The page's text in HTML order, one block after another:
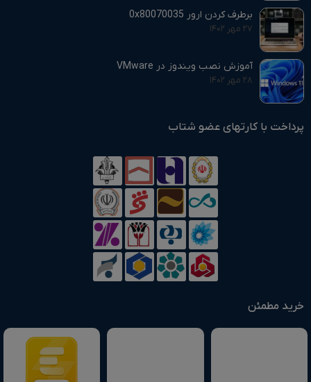
برطرف کردن ارور 0x80070035
۲۷ مهر ۱۴۰۲
آموزش نصب ویندوز در VMware
۲۸ مهر ۱۴۰۲
پرداخت با کارتهای عضو شتاب
خرید مطمئن